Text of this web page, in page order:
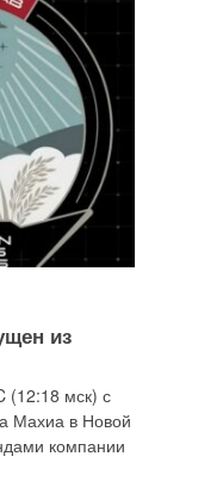
из
(12:18 мск) с
Махиа в Новой
компании